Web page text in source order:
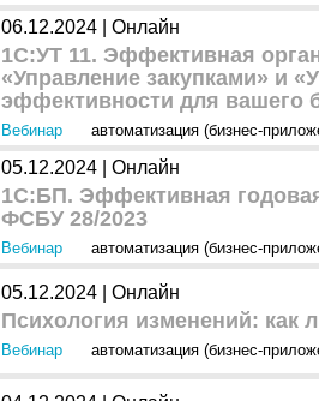
06.12.2024 | Онлайн
1С:УТ 11. Эффективная
«Управление закупками» и
эффективности для вашего
Вебинар автоматизация (бизнес-
05.12.2024 | Онлайн
1С:БП. Эффективная
ФСБУ 28/2023
Вебинар автоматизация (бизнес-
05.12.2024 | Онлайн
Психология изменений: как
Вебинар автоматизация (бизнес-